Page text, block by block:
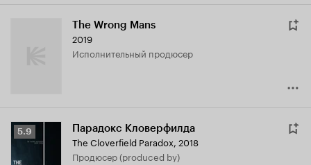
The Wrong Mans
2019
исполнительный продюсер
Рейтинг
Кинопоиска
5.9
5.9 Парадокс Кловерфилда
The Cloverfield Paradox, 2018
продюсер (produced by)